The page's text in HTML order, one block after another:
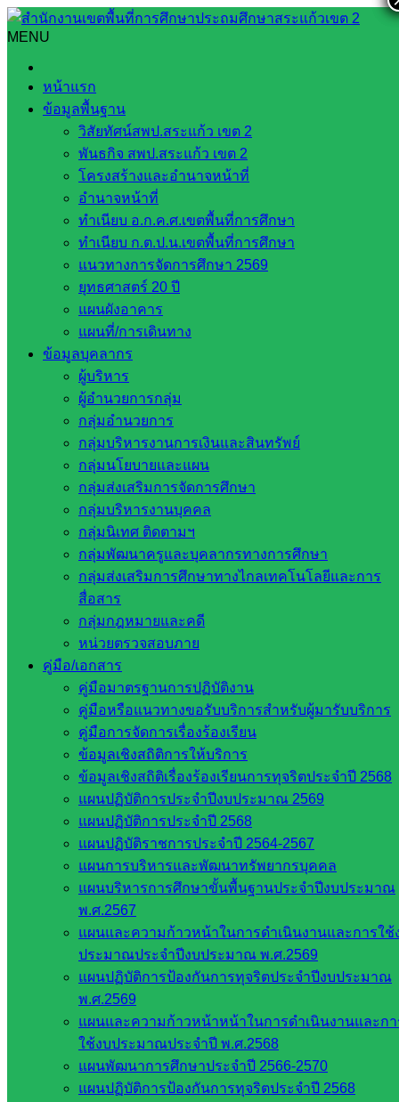
Skip
to
content
MENU
หน้าแรก
ข้อมูลพื้นฐาน
วิสัยทัศน์สพป.สระแก้ว เขต 2
พันธกิจ สพป.สระแก้ว เขต 2
โครงสร้างและอำนาจหน้าที่
อำนาจหน้าที่
ทำเนียบ อ.ก.ค.ศ.เขตพื้นที่การศึกษา
ทำเนียบ ก.ต.ป.น.เขตพื้นที่การศึกษา
แนวทางการจัดการศึกษา 2569
ยุทธศาสตร์ 20 ปี
แผนผังอาคาร
แผนที่/การเดินทาง
ข้อมูลบุคลากร
ผู้บริหาร
ผู้อำนวยการกลุ่ม
กลุ่มอำนวยการ
กลุ่มบริหารงานการเงินและสินทรัพย์
กลุ่มนโยบายและแผน
กลุ่มส่งเสริมการจัดการศึกษา
กลุ่มบริหารงานบุคคล
กลุ่มนิเทศ ติดตามฯ
กลุ่มพัฒนาครูและบุคลากรทางการศึกษา
กลุ่มส่งเสริมการศึกษาทางไกลเทคโนโลยีและการ
สื่อสาร
กลุ่มกฎหมายและคดี
หน่วยตรวจสอบภาย
คู่มือ/เอกสาร
คู่มือมาตรฐานการปฏิบัติงาน
คู่มือหรือแนวทางขอรับบริการสำหรับผู้มารับบริการ
คู่มือการจัดการเรื่องร้องเรียน
ข้อมูลเชิงสถิติการให้บริการ
ข้อมูลเชิงสถิติเรื่องร้องเรียนการทุจริตประจำปี 2568
แผนปฏิบัติการประจำปีงบประมาณ 2569
แผนปฏิบัติการประจำปี 2568
แผนปฏิบัติราชการประจำปี 2564-2567
แผนการบริหารและพัฒนาทรัพยากรบุคคล
แผนบริหารการศึกษาขั้นพื้นฐานประจำปีงบประมาณ
พ.ศ.2567
แผนและความก้าวหน้าในการดำเนินงานและการใช้
ประมาณประจำปีงบประมาณ พ.ศ.2569
แผนปฏิบัติการป้องกันการทุจริตประจำปีงบประมาณ
พ.ศ.2569
แผนและความก้าวหน้าหน้าในการดำเนินงานและก
ใช้งบประมาณประจำปี พ.ศ.2568
แผนพัฒนาการศึกษาประจำปี 2566-2570
แผนปฏิบัติการป้องกันการทุจริตประจำปี 2568
Search
การประเมินสัมฤทธิผลการปฏิบัติงานในหน้าที่ตำแหน่ง รอง
ผอ.สพป.ในระยะเวลา 1 ปี ครั้งที่ 1 (6 เดือนแรก)
การประเมินสัมฤทธิผลการปฏิบัติงานใน
หน้าที่ตำแหน่ง รอง ผอ.สพป.ในระยะเวลา
1 ปี ครั้งที่ 1 (6 เดือนแรก)
พฤษภาคม 17, 2022พฤษภาคม 17, 2022
และบุคลากรทางการศึกษา
Post Views: 317
พัฒนาครูและบุคลากรทางการศึกษา
หน่วยงาน
ที่เกี่ยวข้อง
กระทรวง
ศึกษาธิการ
กระทรวง
อุดมศึกษา
สำนักงาน
เลขาธิการ
สภาการ
สำนักงาน
กรรมการ
อาชีวศึกษา
สำนักงาน
กรรมการ
การศึกษา
ขั้นพื้น